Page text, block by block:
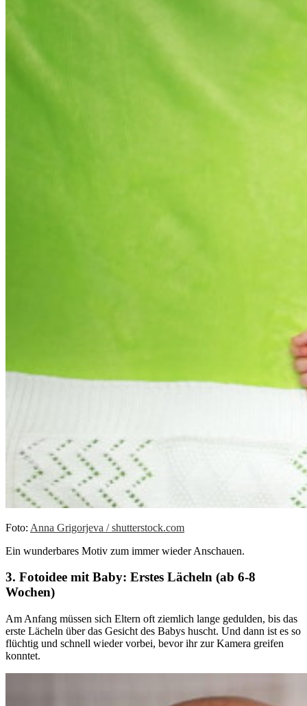
Foto: Anna Grigorjeva / shutterstock.com
Ein wunderbares Motiv zum immer wieder Anschauen.
3. Fotoidee mit Baby: Erstes Lächeln (ab 6-8
Wochen)
Am Anfang müssen sich Eltern oft ziemlich lange gedulden, bis das
erste Lächeln über das Gesicht des Babys huscht. Und dann ist es so
flüchtig und schnell wieder vorbei, bevor ihr zur Kamera greifen
konntet.